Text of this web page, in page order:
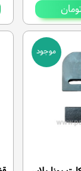
موجود